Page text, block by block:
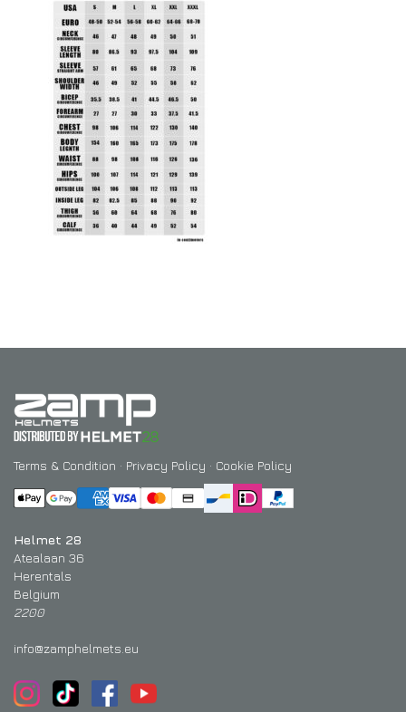
Terms & Condition · Privacy Policy · Cookie Policy
Helmet 28
Atealaan 36
Herentals
Belgium
2200
info@zamphelmets.eu